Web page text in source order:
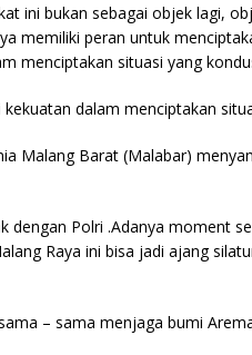
ini bukan sebagai objek lagi,
memiliki peran untuk
menciptakan situasi yang
dalam menciptakan
Malang Barat (Malabar)
dengan Polri .Adanya moment
Raya ini bisa jadi ajang
– sama menjaga bumi